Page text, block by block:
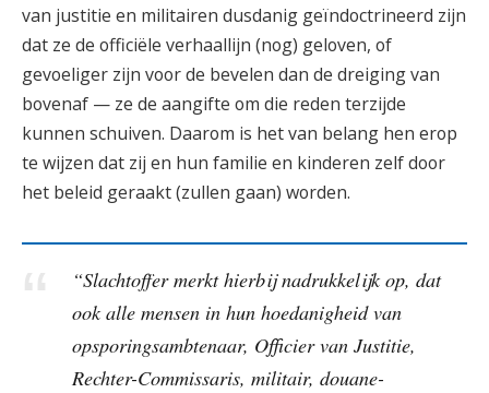
van justitie en militairen dusdanig geïndoctrineerd zijn
dat ze de officiële verhaallijn (nog) geloven, of
gevoeliger zijn voor de bevelen dan de dreiging van
bovenaf — ze de aangifte om die reden terzijde
kunnen schuiven. Daarom is het van belang hen erop
te wijzen dat zij en hun familie en kinderen zelf door
het beleid geraakt (zullen gaan) worden.
“Slachtoffer merkt hierbij nadrukkelijk op, dat
ook alle mensen in hun hoedanigheid van
opsporingsambtenaar, Officier van Justitie,
Rechter-Commissaris, militair, douane-